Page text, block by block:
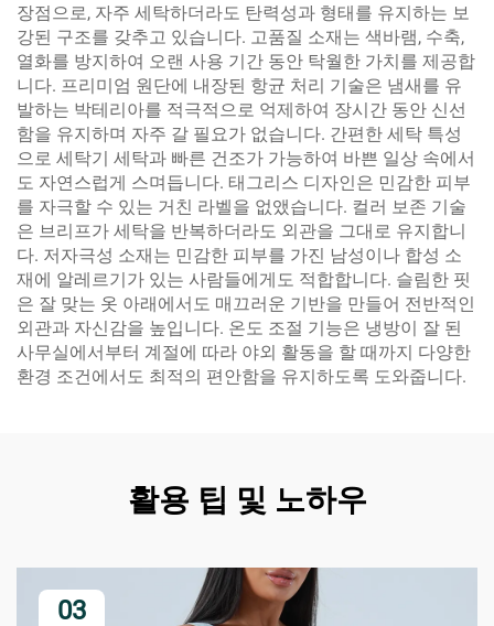
장점으로, 자주 세탁하더라도 탄력성과 형태를 유지하는 보
강된 구조를 갖추고 있습니다. 고품질 소재는 색바램, 수축,
열화를 방지하여 오랜 사용 기간 동안 탁월한 가치를 제공합
니다. 프리미엄 원단에 내장된 항균 처리 기술은 냄새를 유
발하는 박테리아를 적극적으로 억제하여 장시간 동안 신선
함을 유지하며 자주 갈 필요가 없습니다. 간편한 세탁 특성
으로 세탁기 세탁과 빠른 건조가 가능하여 바쁜 일상 속에서
도 자연스럽게 스며듭니다. 태그리스 디자인은 민감한 피부
를 자극할 수 있는 거친 라벨을 없앴습니다. 컬러 보존 기술
은 브리프가 세탁을 반복하더라도 외관을 그대로 유지합니
다. 저자극성 소재는 민감한 피부를 가진 남성이나 합성 소
재에 알레르기가 있는 사람들에게도 적합합니다. 슬림한 핏
은 잘 맞는 옷 아래에서도 매끄러운 기반을 만들어 전반적인
외관과 자신감을 높입니다. 온도 조절 기능은 냉방이 잘 된
사무실에서부터 계절에 따라 야외 활동을 할 때까지 다양한
환경 조건에서도 최적의 편안함을 유지하도록 도와줍니다.
활용 팁 및 노하우
03